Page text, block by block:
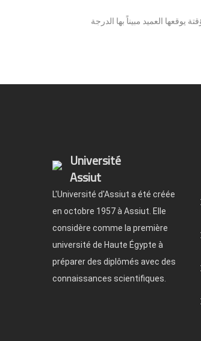
العميد مبيناً بها الدرجة
Université
Assiut
L'Université d'Assiut a été créée
en octobre 1957 à Assiut. Elle
considère comme la première
université de Haute Égypte à
préparer des diplômés avec des
connaissances scientifiques.